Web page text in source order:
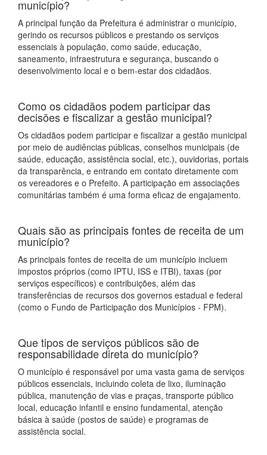
município?
A principal função da Prefeitura é administrar o município,
gerindo os recursos públicos e prestando os serviços
essenciais à população, como saúde, educação,
saneamento, infraestrutura e segurança, buscando o
desenvolvimento local e o bem-estar dos cidadãos.
Como os cidadãos podem participar das
decisões e fiscalizar a gestão municipal?
Os cidadãos podem participar e fiscalizar a gestão municipal
por meio de audiências públicas, conselhos municipais (de
saúde, educação, assistência social, etc.), ouvidorias, portais
da transparência, e entrando em contato diretamente com
os vereadores e o Prefeito. A participação em associações
comunitárias também é uma forma eficaz de engajamento.
Quais são as principais fontes de receita de um
município?
As principais fontes de receita de um município incluem
impostos próprios (como IPTU, ISS e ITBI), taxas (por
serviços específicos) e contribuições, além das
transferências de recursos dos governos estadual e federal
(como o Fundo de Participação dos Municípios - FPM).
Que tipos de serviços públicos são de
responsabilidade direta do município?
O município é responsável por uma vasta gama de serviços
públicos essenciais, incluindo coleta de lixo, iluminação
pública, manutenção de vias e praças, transporte público
local, educação infantil e ensino fundamental, atenção
básica à saúde (postos de saúde) e programas de
assistência social.